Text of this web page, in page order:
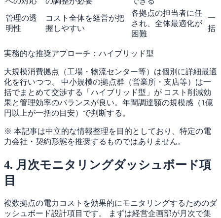
管理の透
明性
コスト全体を経営が把
握しやすい
各拠点の担当者に任
され、全体最適化が
困難
一
括
実務的な推奨アプローチ：ハイブリッド型
大規模消費拠点（工場・物流センター等）は個別に詳細最適
化を行いつつ、 中小規模の拠点群（営業所・支店等）は一
括でまとめて交渉する「ハイブリッド型」が コスト削減効
果と管理効率のバランスが良い。年間調達額の規模感（1億
円以上が一括の目安）で判断する。
※ 本記事は中立的な情報整理を目的としており、特定の電
力会社・契約形態を推奨するものではありません。
4. 月次モニタリングダッシュボード項
目
複数拠点の電力コストを効果的にモニタリングするためのダ
ッシュボード設計項目です。 まずは経営企画部が月次で集